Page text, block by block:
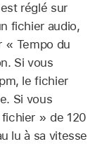
réglé sur
fichier audio,
« Tempo du
Si vous
le fichier
Si vous
» de 120
lu à sa vitesse